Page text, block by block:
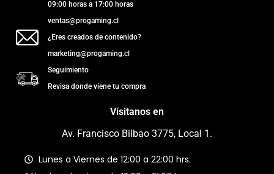
09:00 horas a 17:00 horas
ventas@progaming.cl
¿Eres creados de contenido?
marketing@progaming.cl
Seguimiento
Revisa donde viene tu compra
Vísitanos en
Av. Francisco Bilbao 3775, Local 1.
Lunes a Viernes de 12:00 a 22:00 hrs.